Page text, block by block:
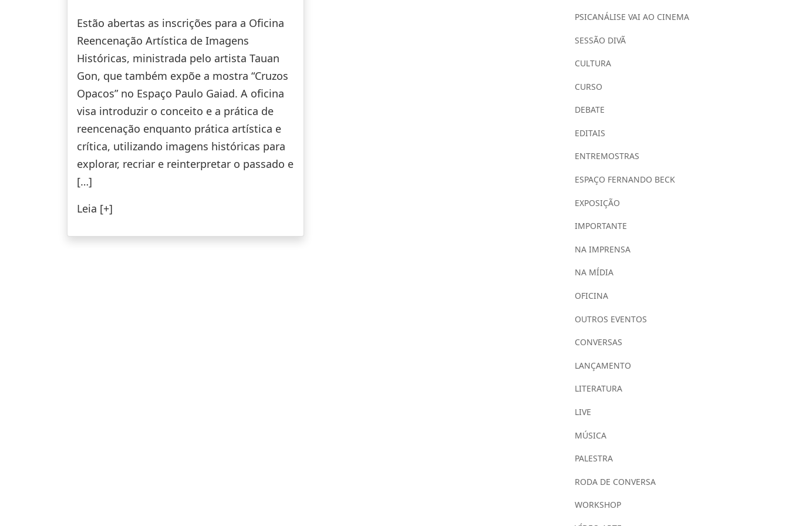
Estão abertas as inscrições para a Oficina
Reencenação Artística de Imagens
Históricas, ministrada pelo artista Tauan
Gon, que também expõe a mostra “Cruzos
Opacos” no Espaço Paulo Gaiad. A oficina
visa introduzir o conceito e a prática de
reencenação enquanto prática artística e
crítica, utilizando imagens históricas para
explorar, recriar e reinterpretar o passado e
[…]
Leia [+]
PSICANÁLISE VAI AO CINEMA
SESSÃO DIVÃ
CULTURA
CURSO
DEBATE
EDITAIS
ENTREMOSTRAS
ESPAÇO FERNANDO BECK
EXPOSIÇÃO
IMPORTANTE
NA IMPRENSA
NA MÍDIA
OFICINA
OUTROS EVENTOS
CONVERSAS
LANÇAMENTO
LITERATURA
LIVE
MÚSICA
PALESTRA
RODA DE CONVERSA
WORKSHOP